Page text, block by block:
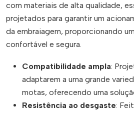
com materiais de alta qualidade,
projetados para garantir um
da embraiagem, proporcionando
confortável e segura.
Compatibilidade ampla:
adaptarem a uma grande
motas, oferecendo uma
Resistência ao desgaste: